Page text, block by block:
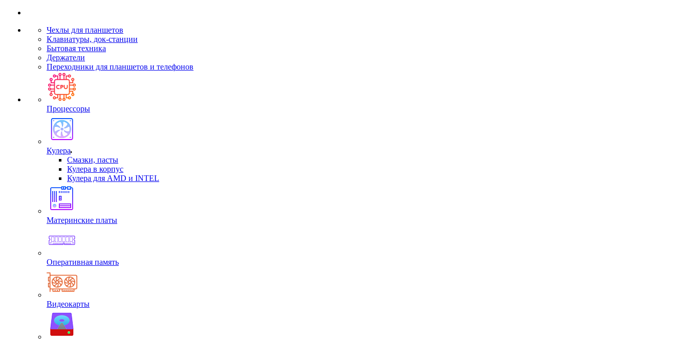
Чехлы для планшетов
Клавиатуры, док-станции
Бытовая техника
Держатели
Переходники для планшетов и телефонов
Процессоры
Кулера
Смазки, пасты
Кулера в корпус
Кулера для AMD и INTEL
Материнские платы
Оперативная память
Видеокарты